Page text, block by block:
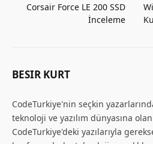
Corsair Force LE 200 SSD
İnceleme
BESIR KURT
CodeTurkiye'nin seçkin
teknoloji ve yazılım dünyasına
CodeTurkiye'deki yazılarıyla